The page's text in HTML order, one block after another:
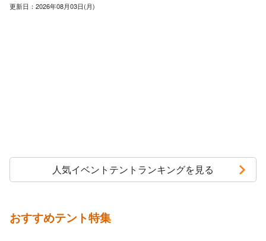
更新日：2026年08月03日(月)
人気イベントテントランキングを見る
おすすめテント特集